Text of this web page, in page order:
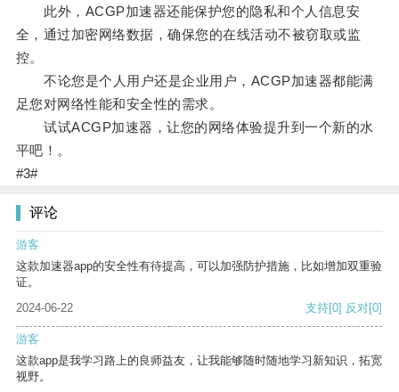
此外，ACGP加速器还能保护您的隐私和个人信息安
全，通过加密网络数据，确保您的在线活动不被窃取或监
控。
不论您是个人用户还是企业用户，ACGP加速器都能满
足您对网络性能和安全性的需求。
试试ACGP加速器，让您的网络体验提升到一个新的水
平吧！。
#3#
评论
游客
这款加速器app的安全性有待提高，可以加强防护措施，比如增加双重验
证。
2024-06-22
支持[0] 反对[0]
游客
这款app是我学习路上的良师益友，让我能够随时随地学习新知识，拓宽
视野。